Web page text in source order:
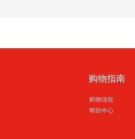
购物指南
购物须知
帮助中心